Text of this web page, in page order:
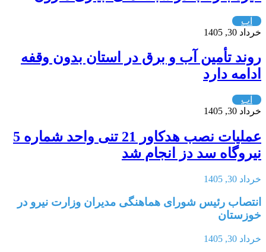
آب
خرداد 30, 1405
روند تأمین آب و برق در استان بدون وقفه
ادامه دارد
آب
خرداد 30, 1405
عملیات نصب هدکاور 21 تنی واحد شماره 5
نیروگاه سد دز انجام شد
خرداد 30, 1405
انتصاب رئیس شورای هماهنگی مدیران وزارت نیرو در
خوزستان
خرداد 30, 1405